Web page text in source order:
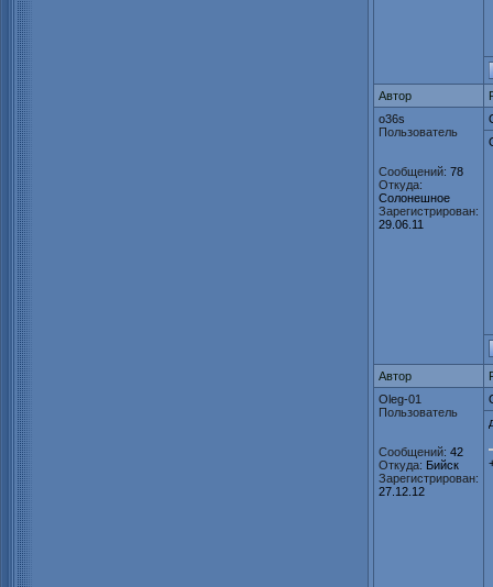
Автор
o36s
Пользователь
Сообщений: 78
Откуда:
Солонешное
Зарегистрирован:
29.06.11
Автор
Oleg-01
Пользователь
Сообщений: 42
Откуда: Бийск
Зарегистрирован:
27.12.12